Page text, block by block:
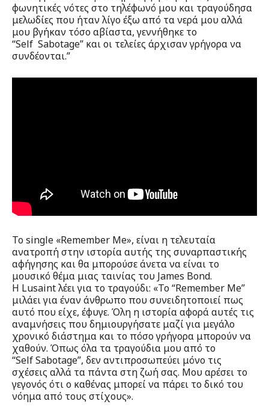
φωνητικές νότες στο τηλέφωνό μου και τραγούδησα
μελωδίες που ήταν λίγο έξω από τα νερά μου αλλά
μου βγήκαν τόσο αβίαστα, γεννήθηκε το
“Self Sabotage” και οι τελείες άρχισαν γρήγορα να
συνδέονται.”
Το single «Remember Me», είναι η τελευταία
ανατροπή στην ιστορία αυτής της συναρπαστικής
αφήγησης και θα μπορούσε άνετα να είναι το
μουσικό θέμα μιας ταινίας του James Bond.
Η Lusaint λέει για το τραγούδι: «Το “Remember Me”
μιλάει για έναν άνθρωπο που συνειδητοποιεί πως
αυτό που είχε, έφυγε. Όλη η ιστορία αφορά αυτές τις
αναμνήσεις που δημιουργήσατε μαζί για μεγάλο
χρονικό διάστημα και το πόσο γρήγορα μπορούν να
χαθούν. Όπως όλα τα τραγούδια μου από το
“Self Sabotage”, δεν αντιπροσωπεύει μόνο τις
σχέσεις αλλά τα πάντα στη ζωή σας. Μου αρέσει το
γεγονός ότι ο καθένας μπορεί να πάρει το δικό του
νόημα από τους στίχους».